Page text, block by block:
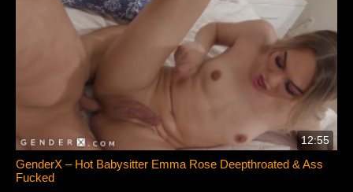
12:55
GenderX – Hot Babysitter Emma Rose Deepthroated & Ass
Fucked